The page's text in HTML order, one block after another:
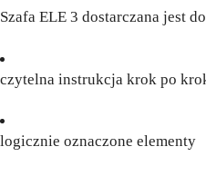
Szafa ELE 3 dostarczana jest
czytelna instrukcja krok po
logicznie oznaczone elementy